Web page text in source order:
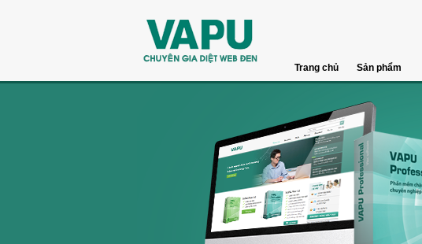
Trang chủ Sản phẩm